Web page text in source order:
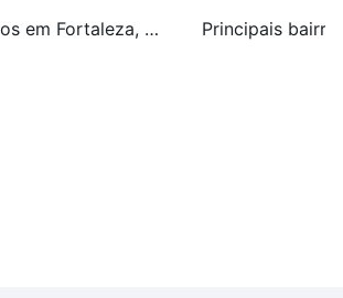
Principais bairros em Fortaleza, CE